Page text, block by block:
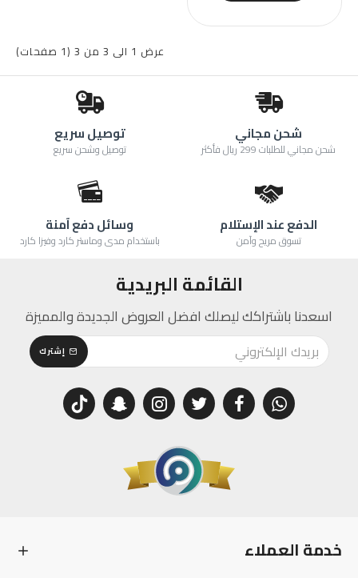
عرض 1 الى 3 من 3 (1 صفحات)
شحن مجاني
شحن مجاني للطلبات 299 ريال فأكثر
توصيل سريع
توصيل وشحن سريع
الدفع عند الإستلام
تسوق مريح وآمن
وسائل دفع آمنة
باستخدام مدى وماستر كارد وفيزا كارد
القائمة البريدية
اسعدنا باشتراكك ليصلك افضل العروض الجديدة والمميزة
إشترك
خدمة العملاء